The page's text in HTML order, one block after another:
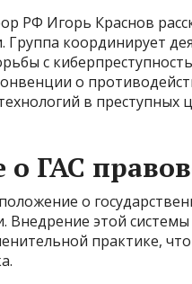
РФ Игорь Краснов
Группа координирует
с
о
в преступных
ГАС
о
Внедрение этой
практике,